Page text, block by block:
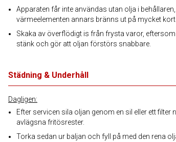
Apparaten får inte användas utan olja i
värmeelementen annars bränns ut på mycket kort
Skaka av överflödigt is från frysta varor,
stänk och gör att oljan förstörs snabbare.
Städning & Underhåll
Dagligen:
Efter servicen sila oljan genom en sil eller ett filter
avlägsna fritösrester.
Torka sedan ur baljan och fyll på med den rena